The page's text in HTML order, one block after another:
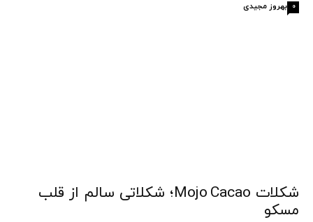
بهروز مجیدی 0
شکلات Mojo Cacao؛ شکلاتی سالم از قلب
مسکو